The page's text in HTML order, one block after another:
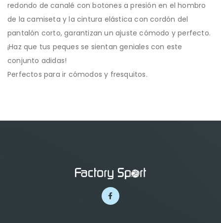
redondo de canalé con botones a presión en el hombro
de la camiseta y la cintura elástica con cordón del
pantalón corto, garantizan un ajuste cómodo y perfecto.
¡Haz que tus peques se sientan geniales con este
conjunto adidas!
Perfectos para ir cómodos y fresquitos.